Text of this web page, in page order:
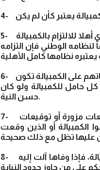
5- تتحدد أهلية الملتزم بالكمبيالة وفقاً لنظام موطنه، ومع ذلك لا يعتبر السعودي أهلا للالتزام بالكمبيالة
الوطني فإن التزامه
6- التزامات القصر الذين ليسوا تجاراً والتزامات عديمي الأهلية، الناشئة عن توقيعاتهم على الكمبيالة تكون
حامل للكمبيالة ولو كان
حسن النية.
7- إذا حملت الكمبيالة توقيعات أشخاص ليست لهم أهلية الالتزام بها أو توقيعات مزورة أو توقيعات
أو الذين وقعت
8- من وقع كمبيالة نيابة عن آخر بغير تفويض منه، التزم شخصياً بموجب الكمبيالة، فإذا وفاها آلت إليه